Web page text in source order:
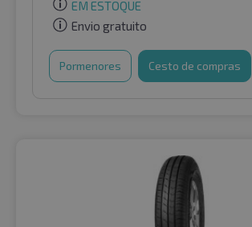
EM ESTOQUE
Envio gratuito
Pormenores Cesto de compras